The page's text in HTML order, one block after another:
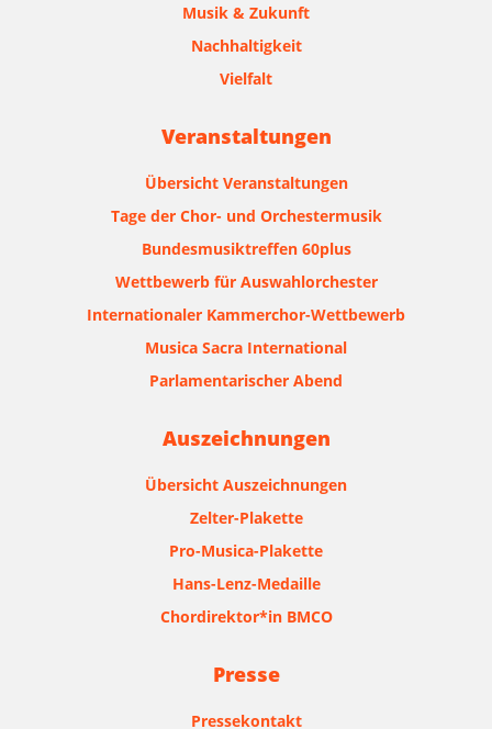
Musik & Zukunft
Nachhaltigkeit
Vielfalt
Veranstaltungen
Übersicht Veranstaltungen
Tage der Chor- und Orchestermusik
Bundesmusiktreffen 60plus
Wettbewerb für Auswahlorchester
Internationaler Kammerchor-Wettbewerb
Musica Sacra International
Parlamentarischer Abend
Auszeichnungen
Übersicht Auszeichnungen
Zelter-Plakette
Pro-Musica-Plakette
Hans-Lenz-Medaille
Chordirektor*in BMCO
Presse
Pressekontakt